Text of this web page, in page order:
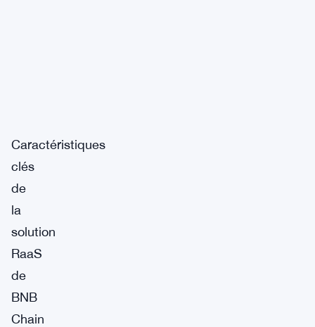
Caractéristiques
clés
de
la
solution
RaaS
de
BNB
Chain